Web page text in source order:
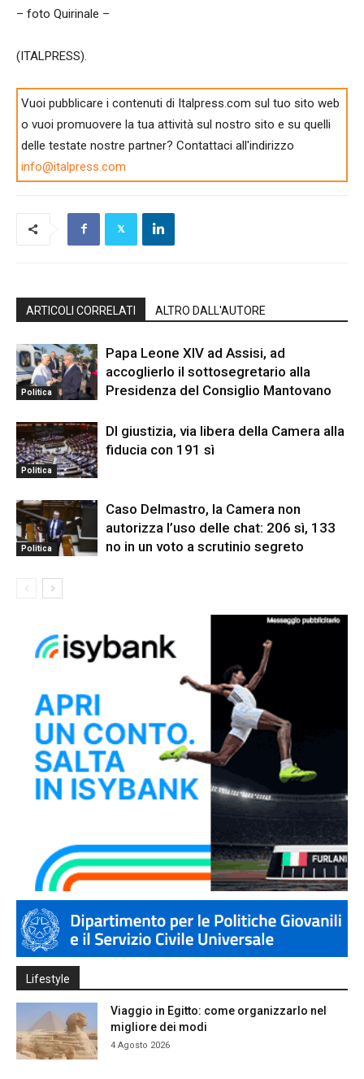
– foto Quirinale –
(ITALPRESS).
Vuoi pubblicare i contenuti di Italpress.com sul tuo sito web
o vuoi promuovere la tua attività sul nostro sito e su quelli
delle testate nostre partner? Contattaci all'indirizzo
info@italpress.com
ARTICOLI CORRELATI ALTRO DALL'AUTORE
Politica
Papa Leone XIV ad Assisi, ad
accoglierlo il sottosegretario alla
Presidenza del Consiglio Mantovano
Politica
Dl giustizia, via libera della Camera alla
fiducia con 191 sì
Politica
Caso Delmastro, la Camera non
autorizza l’uso delle chat: 206 sì, 133
no in un voto a scrutinio segreto
Lifestyle
Viaggio in Egitto: come organizzarlo nel
migliore dei modi
4 Agosto 2026